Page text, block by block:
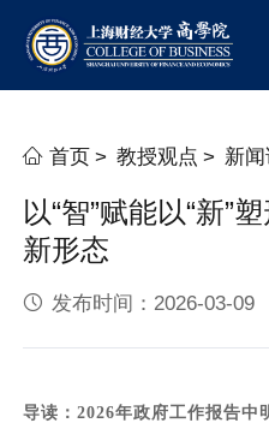
首页 > 教授观点 > 新
以“智”赋能以“新”
新形态
发布时间：2026-03-09
导读：2026年政府工作报告中